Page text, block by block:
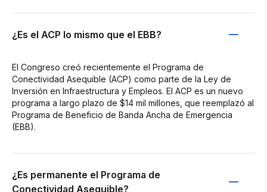
¿Es el ACP lo mismo que el EBB?
El Congreso creó recientemente el Programa de
Conectividad Asequible (ACP) como parte de la Ley de
Inversión en Infraestructura y Empleos. El ACP es un nuevo
programa a largo plazo de $14 mil millones, que reemplazó al
Programa de Beneficio de Banda Ancha de Emergencia
(EBB).
¿Es permanente el Programa de
Conectividad Asequible?